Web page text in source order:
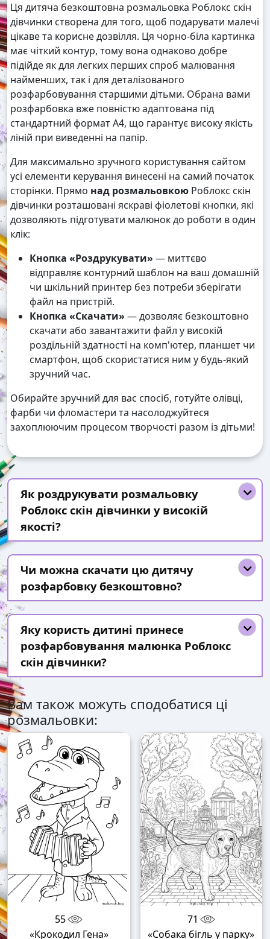
Ця дитяча безкоштовна розмальовка Роблокс скін
дівчинки створена для того, щоб подарувати малечі
цікаве та корисне дозвілля. Ця чорно-біла картинка
має чіткий контур, тому вона однаково добре
підійде як для легких перших спроб малювання
найменших, так і для деталізованого
розфарбовування старшими дітьми. Обрана вами
розфарбовка вже повністю адаптована під
стандартний формат А4, що гарантує високу якість
ліній при виведенні на папір.
Для максимально зручного користування сайтом
усі елементи керування винесені на самий початок
сторінки. Прямо над розмальовкою Роблокс скін
дівчинки розташовані яскраві фіолетові кнопки, які
дозволяють підготувати малюнок до роботи в один
клік:
Кнопка «Роздрукувати» — миттєво
відправляє контурний шаблон на ваш домашній
чи шкільний принтер без потреби зберігати
файл на пристрій.
Кнопка «Скачати» — дозволяє безкоштовно
скачати або завантажити файл у високій
роздільній здатності на комп'ютер, планшет чи
смартфон, щоб скористатися ним у будь-який
зручний час.
Обирайте зручний для вас спосіб, готуйте олівці,
фарби чи фломастери та насолоджуйтеся
захоплюючим процесом творчості разом із дітьми!
Як роздрукувати розмальовку
Роблокс скін дівчинки у високій
якості?
Чи можна скачати цю дитячу
розфарбовку безкоштовно?
Яку користь дитині принесе
розфарбовування малюнка Роблокс
скін дівчинки?
Вам також можуть сподобатися ці
розмальовки:
55
«Крокодил Гена»
71
«Собака бігль у парку»